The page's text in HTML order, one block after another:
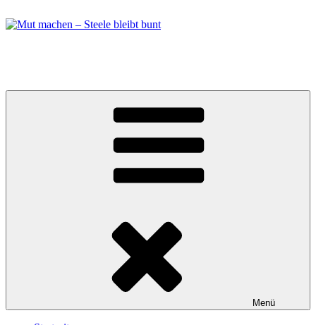
Inhalt
Menü